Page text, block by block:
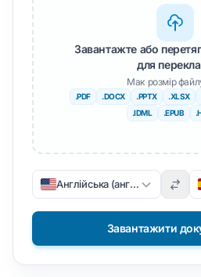
Завантажте або
для
Мак розмір
.PDF .DOCX .PPTX .XLSX
.IDML
.EPUB
Англійська (англійська)
Завантажити